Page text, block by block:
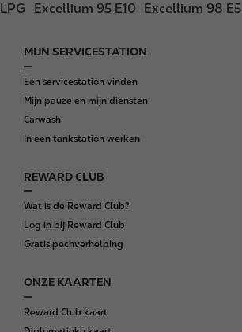
LPG Excellium 95 E10 Excellium 98 E5
F
o
o
t
e
MIJN SERVICESTATION
Een servicestation vinden
Mijn pauze en mijn diensten
Carwash
In een tankstation werken
REWARD CLUB
Wat is de Reward Club?
Log in bij Reward Club
Gratis pechverhelping
ONZE KAARTEN
Reward Club kaart